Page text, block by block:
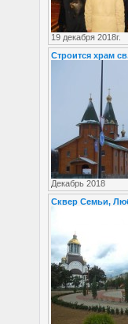
19 декабря 2018г.
Строится храм
Декабрь 2018
Сквер Семьи,